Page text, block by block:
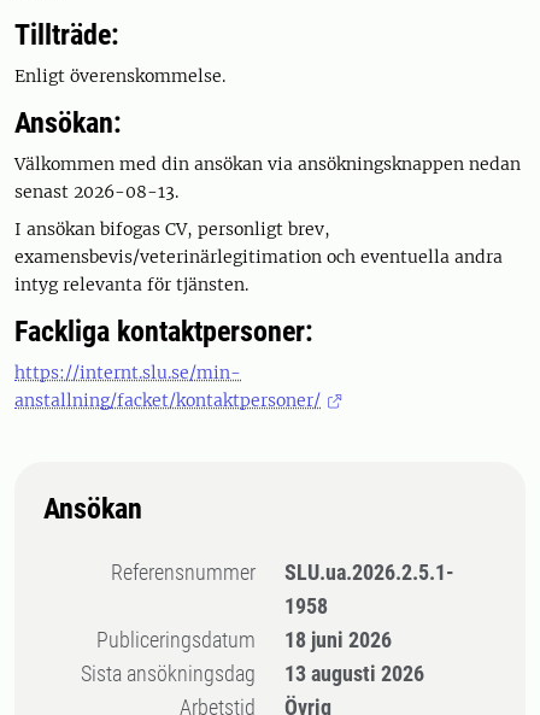
Tillträde:
Enligt överenskommelse.
Ansökan:
Välkommen med din ansökan via ansökningsknappen nedan
senast 2026-08-13.
I ansökan bifogas CV, personligt brev,
examensbevis/veterinärlegitimation och eventuella andra
intyg relevanta för tjänsten.
Fackliga kontaktpersoner:
https://internt.slu.se/min-
anstallning/facket/kontaktpersoner/
Ansökan
Referensnummer
SLU.ua.2026.2.5.1-
1958
Publiceringsdatum
18 juni 2026
Sista ansökningsdag
13 augusti 2026
Arbetstid
Övrig